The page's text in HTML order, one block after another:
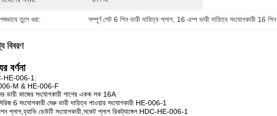
তুলে ধরা: সম্পূর্ণ সেট 6 পিন ভারী দায়িত্ব প্লাগ 16 এম্প ভারী দায়িত্ব সংযোগকারী 16 পিন
বিবরণ
বর্ণনা
HE-006-1:
M & HE-006-F
ভারী কাজের সংযোগকারী পাশের একক লক 16A
6 সংযোগকারী মেরু ভারী দায়িত্ব পাওয়ার সংযোগকারী HE-006-1
প্লাগ,হ্যাভি ডেউটি সংযোগকারী,সকেট প্লাগ রিকট্যাঙ্গেল HDC-HE-006-1